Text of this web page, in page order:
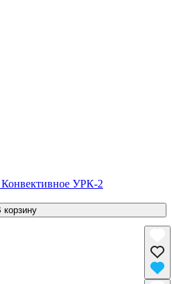
Конвективное УРК-2
корзину